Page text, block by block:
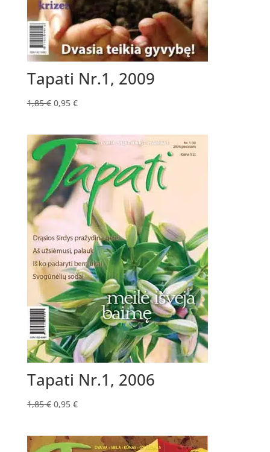
Tapati Nr.1, 2009
1,85€ Original
1,85 €.
0,95 €Current
0,95 €.
Tapati Nr.1, 2006
1,85€ Original
1,85 €.
0,95 €Current
0,95 €.